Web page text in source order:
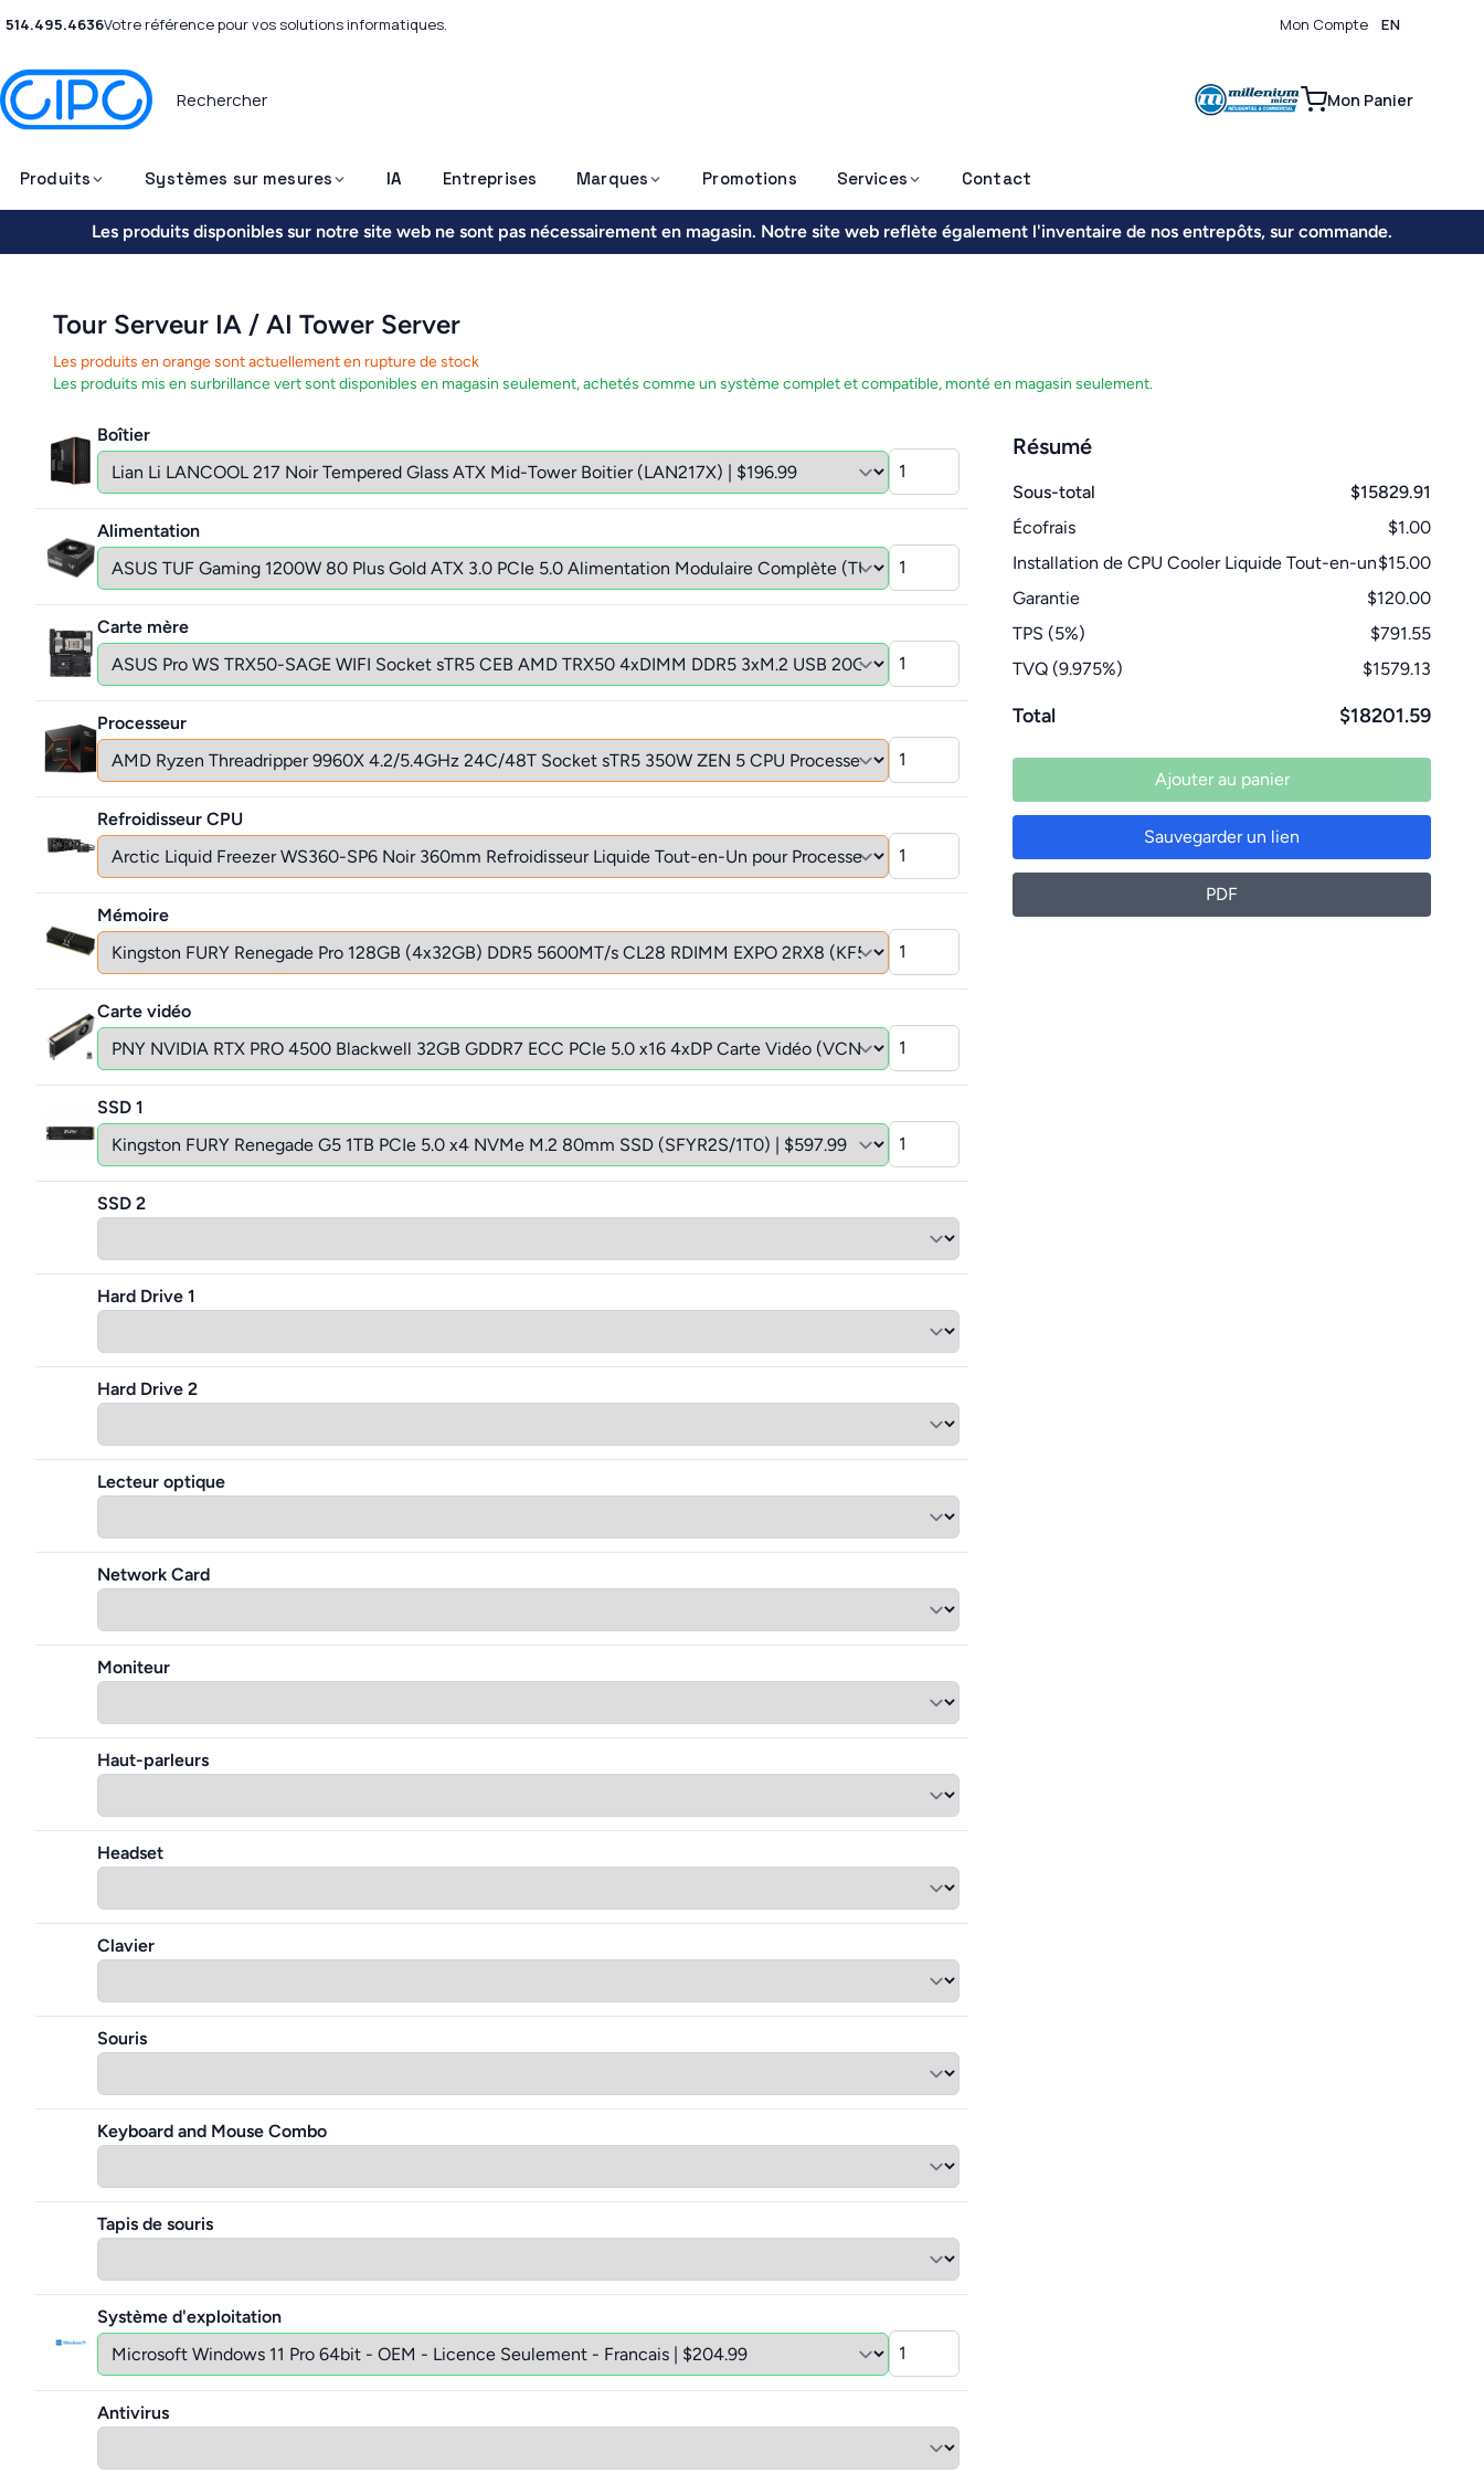
514.495.4636Votre référence pour vos solutions informatiques. Mon Compte EN
Mon Panier
Produits Systèmes sur mesures IA Entreprises Marques Promotions Services Contact
Les produits disponibles sur notre site web ne sont pas nécessairement en magasin. Notre site web reflète également l'inventaire de nos entrepôts, sur commande.
Tour Serveur IA / AI Tower Server
Les produits en orange sont actuellement en rupture de stock
Les produits mis en surbrillance vert sont disponibles en magasin seulement, achetés comme un système complet et compatible, monté en magasin seulement.
Boîtier
Alimentation
Carte mère
Processeur
Refroidisseur CPU
Mémoire
Carte vidéo
SSD 1
SSD 2
Hard Drive 1
Hard Drive 2
Lecteur optique
Network Card
Moniteur
Haut-parleurs
Headset
Clavier
Souris
Keyboard and Mouse Combo
Tapis de souris
Système d'exploitation
Antivirus
Résumé
Sous-total
$15829.91
Écofrais
$1.00
Installation de CPU Cooler Liquide Tout-en-un$15.00
Garantie
$120.00
TPS (5%)
$791.55
TVQ (9.975%)
$1579.13
Total $18201.59
Ajouter au panier
Sauvegarder un lien
PDF